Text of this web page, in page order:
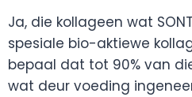
Ja, die kollageen wat
spesiale bio-aktiewe
bepaal dat tot 90% van
wat deur voeding